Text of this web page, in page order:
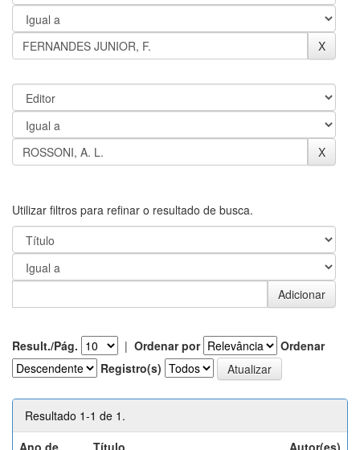
Utilizar filtros para refinar o resultado de busca.
Result./Pág. | Ordenar por
Ordenar
Registro(s)
Resultado 1-1 de 1.
Ano de
Título Autor(es)